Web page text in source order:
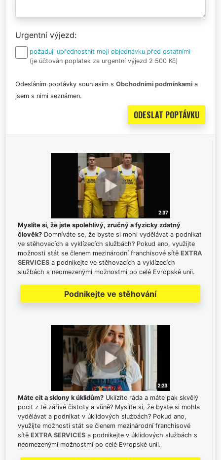
Urgentní výjezd
požaduji upřednostnit moji objednávku před ostatními
(je účtován poplatek za urgentní výjezd 2 500 Kč)
Odesláním poptávky souhlasím s Obchodními podmínkami a
jsem s nimi seznámen.
Myslíte si, že jste spolehlivý, zručný a fyzicky zdatný
člověk? Domníváte se, že byste si mohl vydělávat a podnikat
ve stěhovacích a vyklízecích službách? Pokud ano, využijte
možnosti stát se členem mezinárodní franchisové sítě EXTRA
SERVICES a podnikejte ve stěhovacích a vyklízecích
službách s neomezenými možnostmi po celé Evropské unii.
Podnikejte ve stěhování
Máte cit a sklony k úklidům? Uklízíte ráda a máte pak skvělý
pocit z té zářivé čistoty a vůně? Myslíte si, že byste si mohla
vydělávat a podnikat v úklidových službách? Pokud ano,
využijte možnosti stát se členem mezinárodní franchisové
sítě EXTRA SERVICES a podnikejte v úklidových službách s
neomezenými možnostmi po celé Evropské unii.